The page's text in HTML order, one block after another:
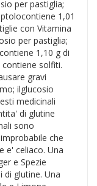
per pastiglia;
1,01
con Vitamina
per pastiglia;
1,10 g di
solfiti.
gravi
ilglucosio
medicinali
di glutine
sono
che
e' celiaco. Una
e Spezie
glutine. Una